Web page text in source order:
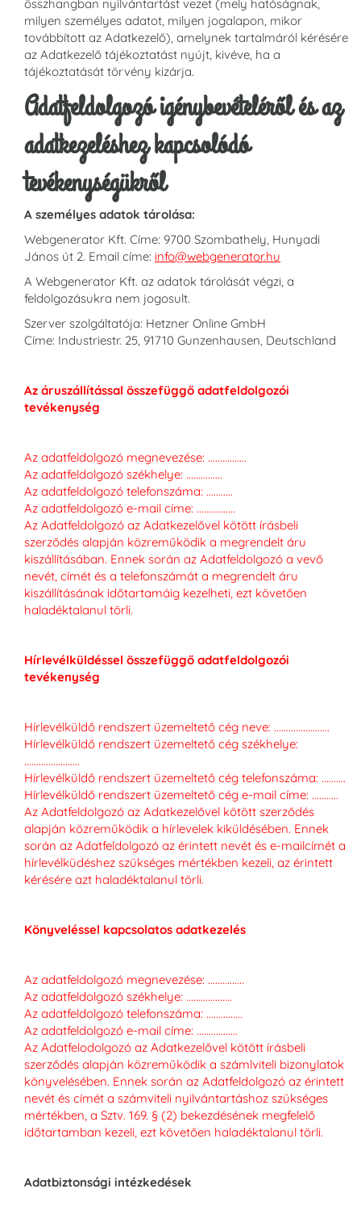
összhangban nyilvántartást vezet (mely hatóságnak,
milyen személyes adatot, milyen jogalapon, mikor
továbbított az Adatkezelő), amelynek tartalmáról kérésére
az Adatkezelő tájékoztatást nyújt, kivéve, ha a
tájékoztatását törvény kizárja.
Adatfeldolgozó igénybevételéről és az
adatkezeléshez kapcsolódó
tevékenységükről
A személyes adatok tárolása:
Webgenerator Kft. Címe: 9700 Szombathely, Hunyadi
János út 2. Email címe: info@webgenerator.hu
A Webgenerator Kft. az adatok tárolását végzi, a
feldolgozásukra nem jogosult.
Szerver szolgáltatója: Hetzner Online GmbH
Címe: Industriestr. 25, 91710 Gunzenhausen, Deutschland
Az áruszállítással összefüggő adatfeldolgozói
tevékenység
Az adatfeldolgozó megnevezése: ................
Az adatfeldolgozó székhelye: ...............
Az adatfeldolgozó telefonszáma: ...........
Az adatfeldolgozó e-mail címe: ................
Az Adatfeldolgozó az Adatkezelővel kötött írásbeli
szerződés alapján közreműködik a megrendelt áru
kiszállításában. Ennek során az Adatfeldolgozó a vevő
nevét, címét és a telefonszámát a megrendelt áru
kiszállításának időtartamáig kezelheti, ezt követően
haladéktalanul törli.
Hírlevélküldéssel összefüggő adatfeldolgozói
tevékenység
Hírlevélküldő rendszert üzemeltető cég neve: .......................
Hírlevélküldő rendszert üzemeltető cég székhelye:
.......................
Hírlevélküldő rendszert üzemeltető cég telefonszáma: ..........
Hírlevélküldő rendszert üzemeltető cég e-mail címe: ...........
Az Adatfeldolgozó az Adatkezelővel kötött szerződés
alapján közreműködik a hírlevelek kiküldésében. Ennek
során az Adatfeldolgozó az érintett nevét és e-mailcímét a
hírlevélküdéshez szükséges mértékben kezeli, az érintett
kérésére azt haladéktalanul törli.
Könyveléssel kapcsolatos adatkezelés
Az adatfeldolgozó megnevezése: ...............
Az adatfeldolgozó székhelye: ...................
Az adatfeldolgozó telefonszáma: ...............
Az adatfeldolgozó e-mail címe: .................
Az Adatfelodolgozó az Adatkezelővel kötött írásbeli
szerződés alapján közreműködik a számlviteli bizonylatok
könyvelésében. Ennek során az Adatfeldolgozó az érintett
nevét és címét a számviteli nyilvántartáshoz szükséges
mértékben, a Sztv. 169. § (2) bekezdésének megfelelő
időtartamban kezeli, ezt követően haladéktalanul törli.
Adatbiztonsági intézkedések